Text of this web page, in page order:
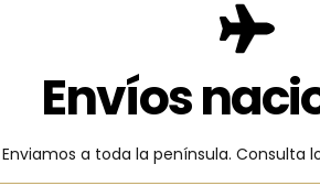
Envíos
Enviamos a toda la península. Consulta